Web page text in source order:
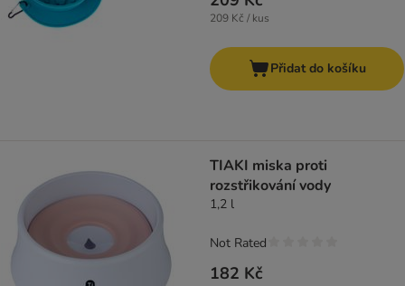
209 Kč / kus
Přidat do košíku
TIAKI miska proti
rozstřikování vody
1,2 l
182 Kč
Not Rated